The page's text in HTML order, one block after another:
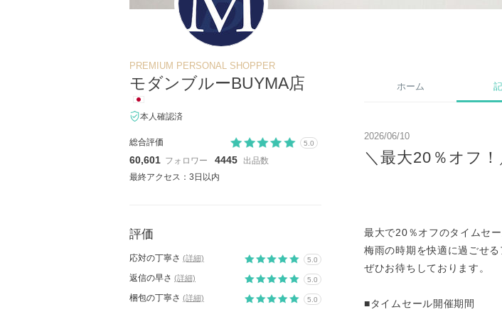
PREMIUM PERSONAL SHOPPER
モダンブルーBUYMA店
本人確認済
総合評価 5.0
60,601 フォロワー 4445 出品数
最終アクセス：3日以内
評価
応対の丁寧さ (詳細) 5.0
返信の早さ (詳細) 5.0
梱包の丁寧さ (詳細) 5.0
ホーム
2026/06/10
＼最大20％オフ
最大で20％オフのタイムセー
梅雨の時期を快適に過ごせ
ぜひお待ちしております。
■タイムセール開催期間